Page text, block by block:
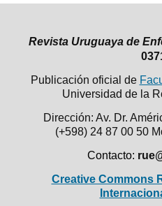
Revista Uruguaya de
Publicación oficial de
Universidad de la
Dirección: Av. Dr.
(+598) 24 87 00 50
Contacto:
Creative Commons